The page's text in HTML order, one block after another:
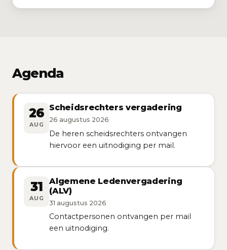
Agenda
26
AUG
Scheidsrechters vergadering
26 augustus 2026
De heren scheidsrechters ontvangen
hiervoor een uitnodiging per mail.
31
AUG
Algemene Ledenvergadering
(ALV)
31 augustus 2026
Contactpersonen ontvangen per mail
een uitnodiging.